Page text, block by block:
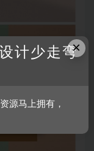
×
计少走弯
源马上拥有，